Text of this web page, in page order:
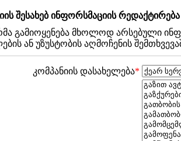
შესახებ ინფორსმაციის რედაქტირება
გამიოყენება მხოლოდ არსებული
ან უზუსტობის აღმოჩენის
კომპანიის დასახელება*